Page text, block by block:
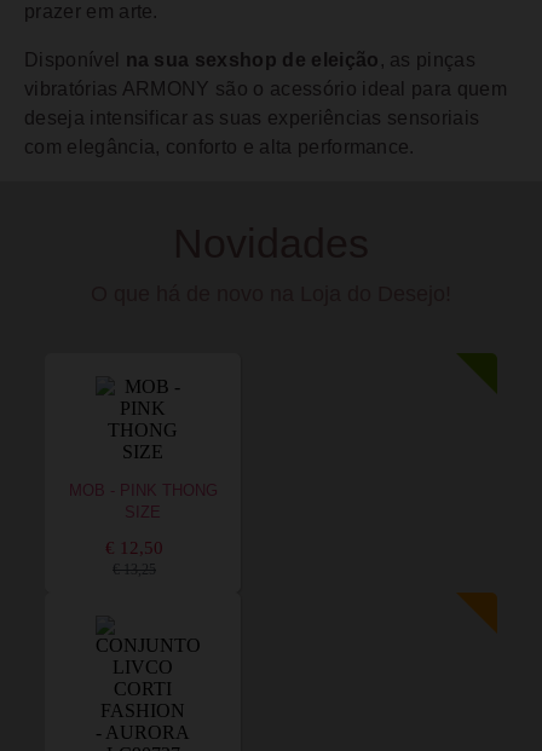
prazer em arte.
Disponível na sua sexshop de eleição , as pinças
vibratórias ARMONY são o acessório ideal para quem
deseja intensificar as suas experiências sensoriais
com elegância, conforto e alta performance.
MOB - PINK THONG
SIZE
€ 12,50
€ 13,25